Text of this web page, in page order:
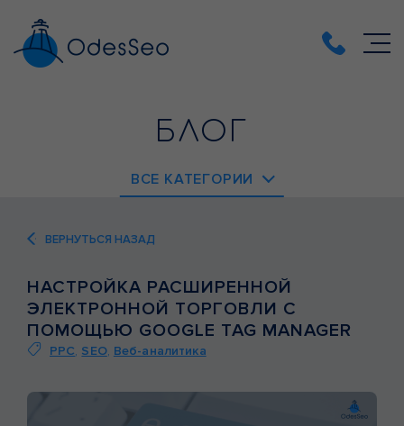
БЛОГ
ВСЕ КАТЕГОРИИ
SEO
SMM
ВЕБ-АНАЛИТИКА
ВЕБ-РАЗРАБОТКА
ВЕРНУТЬСЯ НАЗАД
НАСТРОЙКА РАСШИРЕННОЙ
ЭЛЕКТРОННОЙ ТОРГОВЛИ С
ПОМОЩЬЮ GOOGLE TAG MANAGER
PPC, SEO, Веб-аналитика